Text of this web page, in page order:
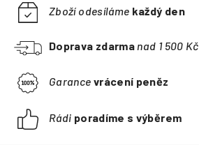
Zboží odesíláme každý den
Doprava zdarma nad 1 500 Kč
Garance vrácení peněz
Rádi poradíme s výběrem